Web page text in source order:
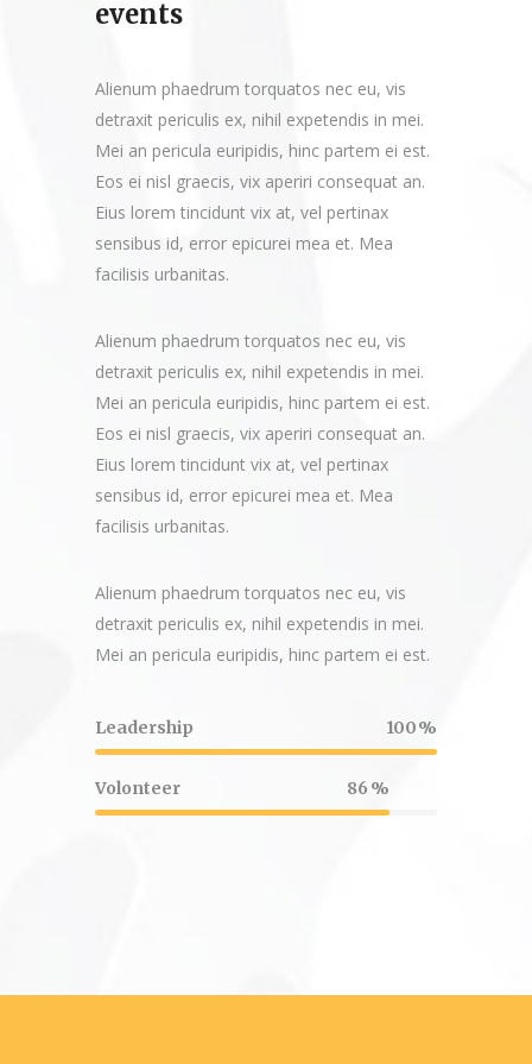
events
Alienum phaedrum torquatos nec eu, vis
detraxit periculis ex, nihil expetendis in mei.
Mei an pericula euripidis, hinc partem ei est.
Eos ei nisl graecis, vix aperiri consequat an.
Eius lorem tincidunt vix at, vel pertinax
sensibus id, error epicurei mea et. Mea
facilisis urbanitas.
Alienum phaedrum torquatos nec eu, vis
detraxit periculis ex, nihil expetendis in mei.
Mei an pericula euripidis, hinc partem ei est.
Eos ei nisl graecis, vix aperiri consequat an.
Eius lorem tincidunt vix at, vel pertinax
sensibus id, error epicurei mea et. Mea
facilisis urbanitas.
Alienum phaedrum torquatos nec eu, vis
detraxit periculis ex, nihil expetendis in mei.
Mei an pericula euripidis, hinc partem ei est.
Leadership 100
Volonteer 86